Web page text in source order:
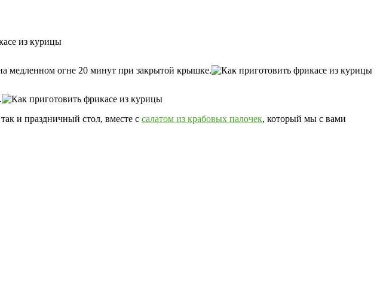
медленном огне 20 минут при закрытой крышке.
и праздничный стол, вместе с салатом из крабовых палочек, который мы с вами